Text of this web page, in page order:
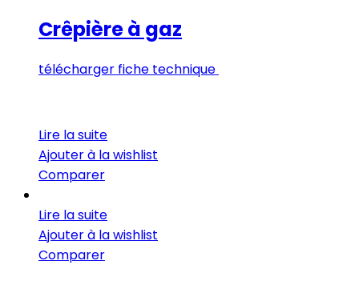
Crêpière à gaz
télécharger fiche technique
Lire la suite
Ajouter à la wishlist
Comparer
Lire la suite
Ajouter à la wishlist
Comparer